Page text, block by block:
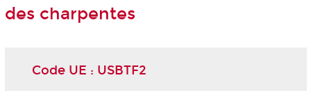
des charpentes
Code UE : USBTF2